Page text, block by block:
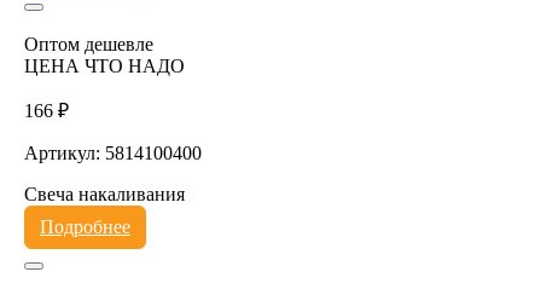
Оптом дешевле
ЦЕНА ЧТО НАДО
166 ₽
Артикул: 5814100400
Свеча накаливания
Подробнее